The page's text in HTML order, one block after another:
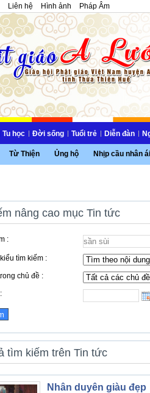
Liên hệ Hình ảnh Pháp Âm
Từ Thiện Ủng hộ Nhịp cầu nhân ái
Tu học Đời sống Tuổi trẻ Diễn đàn
nâng cao mục Tin tức
:
tìm kiếm :
chủ đề :
tìm kiếm trên Tin tức
Nhân duyên giàu đẹp